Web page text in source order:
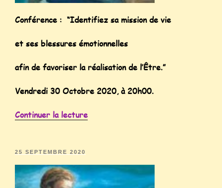
Conférence : “Identifiez sa mission de vie
et ses blessures émotionnelles
afin de favoriser la réalisation de l’Être.”
Vendredi 30 Octobre 2020, à 20h00.
Continuer la lecture
25 SEPTEMBRE 2020